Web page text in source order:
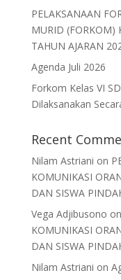
PELAKSANAAN
MURID (FORKOM)
TAHUN AJARAN
Agenda Juli 2026
Forkom Kelas VI
Dilaksanakan
Recent
Nilam Astriani on
KOMUNIKASI
DAN SISWA
Vega Adjibusono on
KOMUNIKASI
DAN SISWA
Nilam Astriani on